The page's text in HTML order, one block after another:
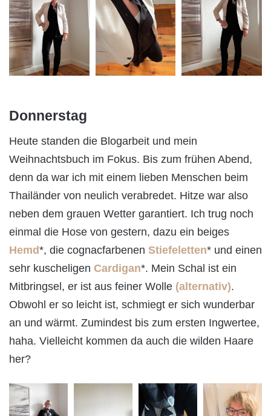
Donnerstag
Heute standen die Blogarbeit und mein
Weihnachtsbuch im Fokus. Bis zum frühen Abend,
denn da war ich mit einem lieben Menschen beim
Thailänder von neulich verabredet. Hitze war also
neben dem grauen Wetter garantiert. Ich trug noch
einmal die Hose von gestern, dazu ein beiges
Hemd*, die cognacfarbenen Stiefeletten* und einen
sehr kuscheligen Cardigan*. Mein Schal ist ein
Mitbringsel, er ist aus feiner Wolle (alternativ).
Obwohl er so leicht ist, schmiegt er sich wunderbar
an und wärmt. Zumindest bis zum ersten Ingwertee,
haha. Vielleicht kommen da auch die wilden Haare
her?